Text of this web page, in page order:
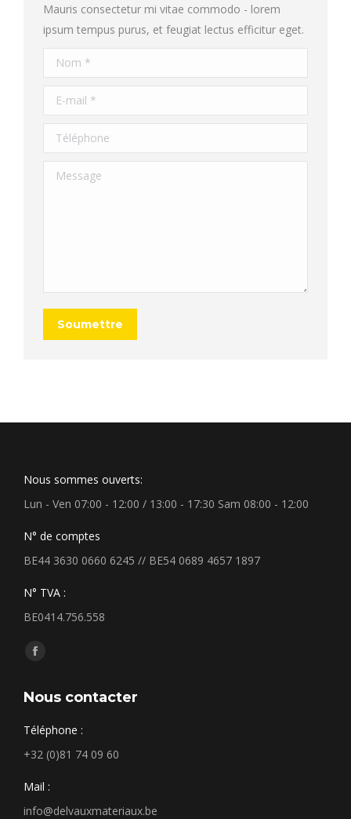
Mauris consectetur mi vitae commodo - lorem
ipsum tempus purus, et feugiat lectus efficitur eget.
Nom *
E-mail *
Téléphone
Message
Soumettre
Nous sommes ouverts:
Lun - Ven 07:00 - 12:00 / 13:00 - 17:30 Sam 08:00 - 12:00
N° de comptes
BE44 3630 0660 6245 // BE54 0689 4657 1897
N° TVA :
BE0414.756.558
Trouvez nous sur :
Facebook
opens
new
window
Nous contacter
Téléphone :
+32 (0)81 74 09 60
Mail :
info@delvauxmateriaux.be